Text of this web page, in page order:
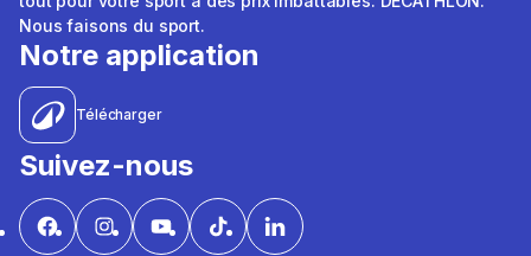
Nous faisons du sport.
Notre application
Télécharger
Suivez-nous